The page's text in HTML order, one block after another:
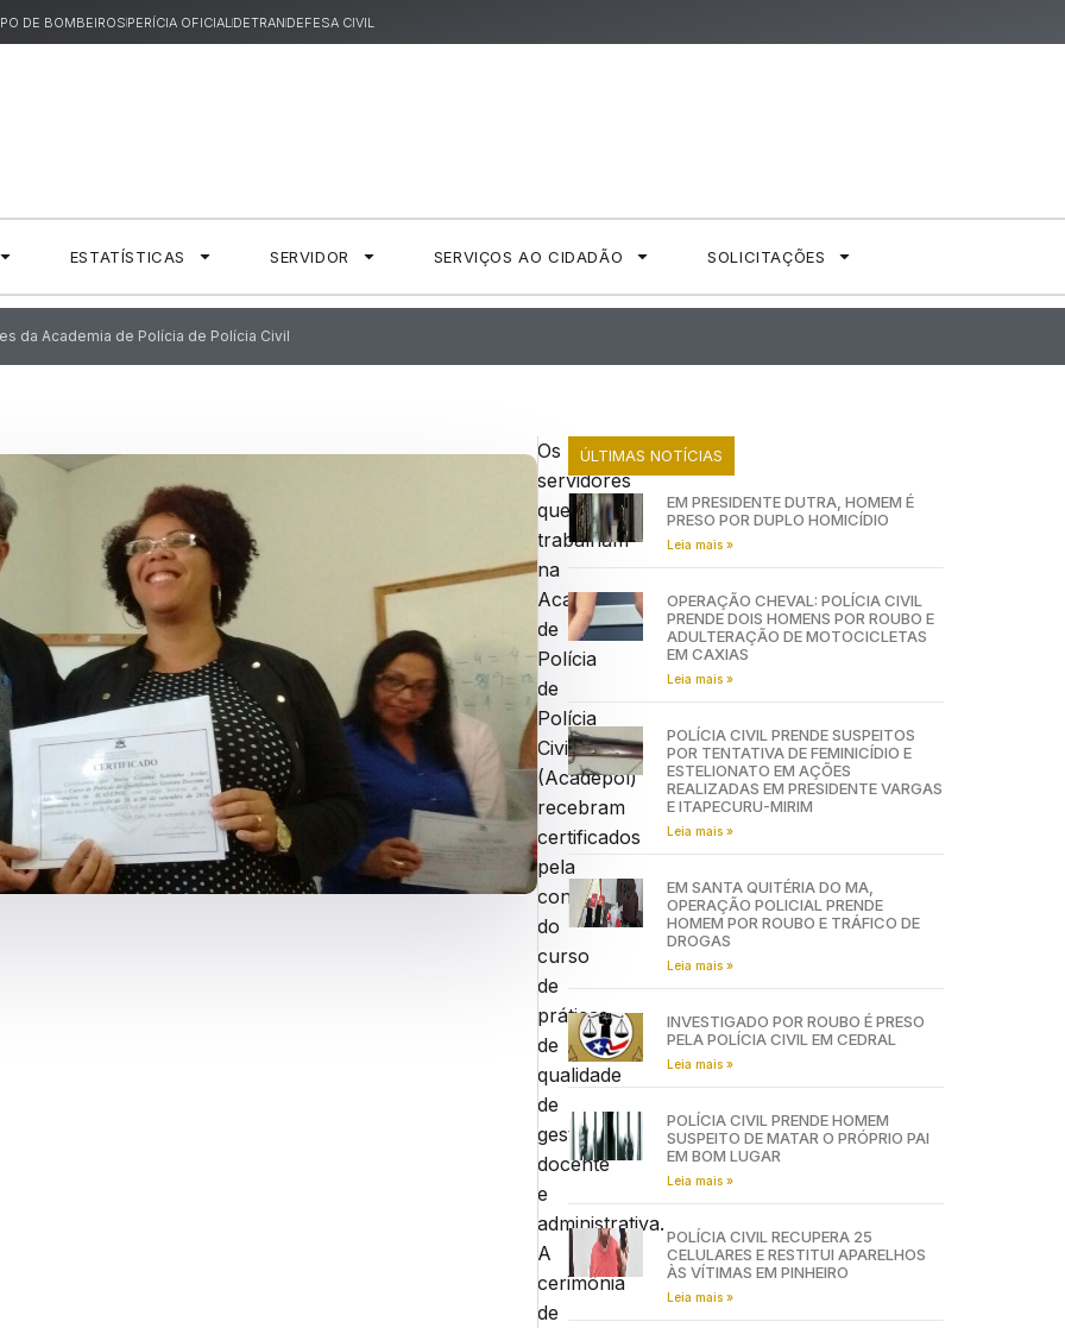
DE BOMBEIROSPERÍCIA OFICIALDETRANDEFESA CIVIL
ESTATÍSTICAS SERVIDOR SERVIÇOS AO CIDADÃO SOLICITAÇÕES
da Academia de Polícia de Polícia Civil
Os
servidores
que
trabalham
na
Academia
de
Polícia
de
Polícia
Civil
(Acadepol)
recebram
certificados
pela
conclusão
do
curso
de
práticas
de
qualidade
de
gestão
docente
e
administrativa.
A
cerimônia
de
ÚLTIMAS NOTÍCIAS
EM PRESIDENTE DUTRA, HOMEM É
PRESO POR DUPLO HOMICÍDIO
Leia mais »
OPERAÇÃO CHEVAL: POLÍCIA CIVIL
PRENDE DOIS HOMENS POR ROUBO E
ADULTERAÇÃO DE MOTOCICLETAS
EM CAXIAS
Leia mais »
POLÍCIA CIVIL PRENDE SUSPEITOS
POR TENTATIVA DE FEMINICÍDIO E
ESTELIONATO EM AÇÕES
REALIZADAS EM PRESIDENTE VARGAS
E ITAPECURU-MIRIM
Leia mais »
EM SANTA QUITÉRIA DO MA,
OPERAÇÃO POLICIAL PRENDE
HOMEM POR ROUBO E TRÁFICO DE
DROGAS
Leia mais »
INVESTIGADO POR ROUBO É PRESO
PELA POLÍCIA CIVIL EM CEDRAL
Leia mais »
POLÍCIA CIVIL PRENDE HOMEM
SUSPEITO DE MATAR O PRÓPRIO PAI
EM BOM LUGAR
Leia mais »
POLÍCIA CIVIL RECUPERA 25
CELULARES E RESTITUI APARELHOS
ÀS VÍTIMAS EM PINHEIRO
Leia mais »